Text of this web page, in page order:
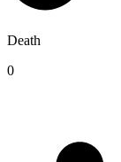
Death
0